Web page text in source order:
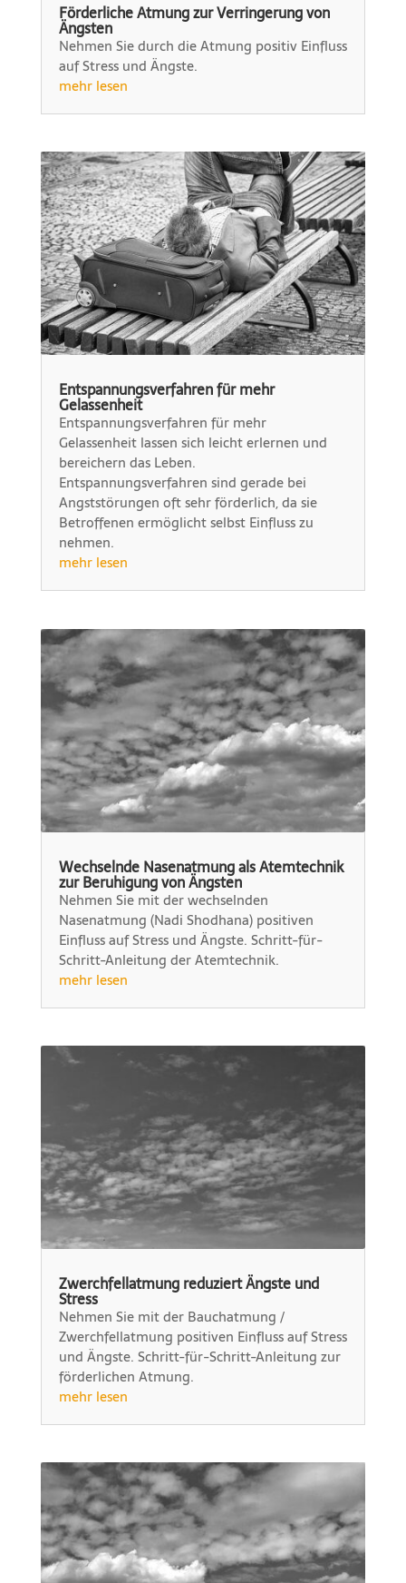
Förderliche Atmung zur Verringerung von
Ängsten
Nehmen Sie durch die Atmung positiv Einfluss
auf Stress und Ängste.
mehr lesen
Entspannungsverfahren für mehr
Gelassenheit
Entspannungsverfahren für mehr
Gelassenheit lassen sich leicht erlernen und
bereichern das Leben.
Entspannungsverfahren sind gerade bei
Angststörungen oft sehr förderlich, da sie
Betroffenen ermöglicht selbst Einfluss zu
nehmen.
mehr lesen
Wechselnde Nasenatmung als Atemtechnik
zur Beruhigung von Ängsten
Nehmen Sie mit der wechselnden
Nasenatmung (Nadi Shodhana) positiven
Einfluss auf Stress und Ängste. Schritt-für-
Schritt-Anleitung der Atemtechnik.
mehr lesen
Zwerchfellatmung reduziert Ängste und
Stress
Nehmen Sie mit der Bauchatmung /
Zwerchfellatmung positiven Einfluss auf Stress
und Ängste. Schritt-für-Schritt-Anleitung zur
förderlichen Atmung.
mehr lesen